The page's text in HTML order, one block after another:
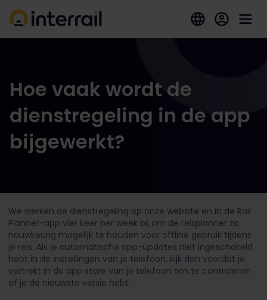
Hoe vaak wordt de
dienstregeling in de app
bijgewerkt?
We werken de dienstregeling op onze website en in de Rail
Planner-app vier keer per week bij om de reisplanner zo
nauwkeurig mogelijk te houden voor offline gebruik tijdens
je reis. Als je automatische app-updates niet ingeschakeld
hebt in de instellingen van je telefoon, kijk dan voordat je
vertrekt in de app store van je telefoon om te controleren
of je de nieuwste versie hebt.